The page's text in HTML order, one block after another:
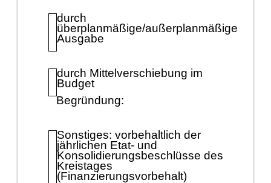
durch
überplanmäßige/außerplanmäßige
Ausgabe
durch Mittelverschiebung im
Budget
Begründung:
Sonstiges: vorbehaltlich der
jährlichen Etat- und
Konsolidierungsbeschlüsse des
Kreistages
(Finanzierungsvorbehalt)